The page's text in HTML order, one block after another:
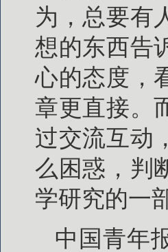
为，总要有
想的东西告
心的态度，
章更直接。
过交流互动
么困惑，判
学研究的一
中国青年